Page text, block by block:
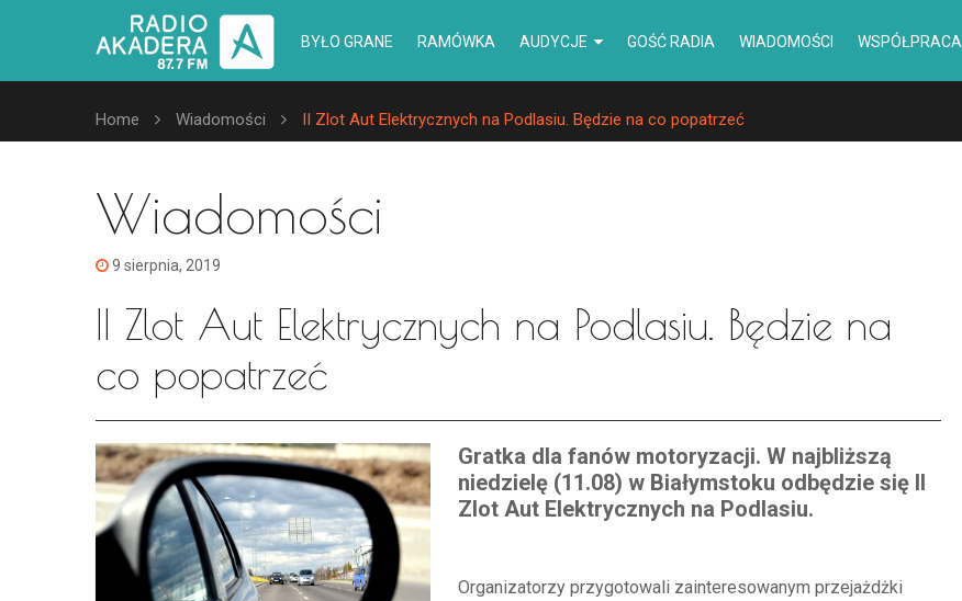
BYŁO GRANE RAMÓWKA AUDYCJE GOŚĆ RADIA WIADOMOŚCI WSPÓŁPRACA
Home Wiadomości II Zlot Aut Elektrycznych na Podlasiu. Będzie na co popatrzeć
Wiadomości
9 sierpnia, 2019
II Zlot Aut Elektrycznych na Podlasiu. Będzie na
co popatrzeć
Gratka dla fanów motoryzacji. W najbliższą
niedzielę (11.08) w Białymstoku odbędzie się II
Zlot Aut Elektrycznych na Podlasiu.
Organizatorzy przygotowali zainteresowanym przejażdżki